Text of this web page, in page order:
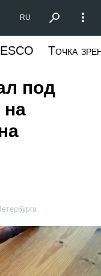
Запад
RU
Точка
под
на